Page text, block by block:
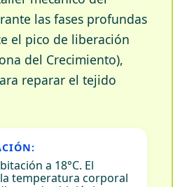
las fases profundas
el pico de liberación
del Crecimiento),
reparar el tejido
a 18°C. El
temperatura corporal